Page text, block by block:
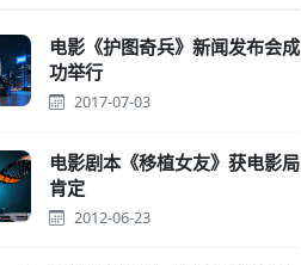
电影《护图奇兵》新闻发布会成
功举行
2017-07-03
电影剧本《移植女友》获电影局
肯定
2012-06-23